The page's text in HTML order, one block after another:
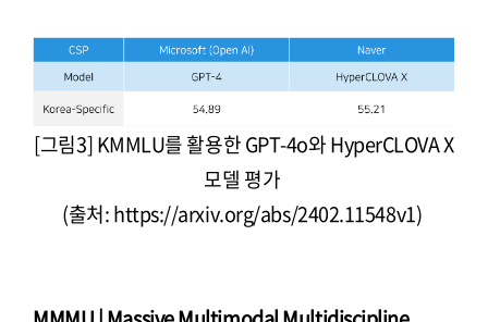
[그림3] KMMLU를 활용한 GPT-4o와 HyperCLOVA X
모델 평가
(출처: https://arxiv.org/abs/2402.11548v1)